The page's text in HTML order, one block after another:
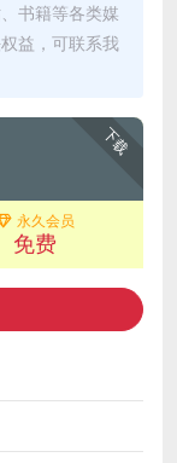
书籍等各类媒
益，可联系我
下载
永久会员
免费